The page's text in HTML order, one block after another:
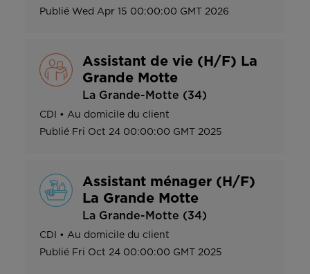
Publié Wed Apr 15 00:00:00 GMT 2026
Assistant de vie (H/F) La
Grande Motte
La Grande-Motte (34)
CDI • Au domicile du client
Publié Fri Oct 24 00:00:00 GMT 2025
Assistant ménager (H/F)
La Grande Motte
La Grande-Motte (34)
CDI • Au domicile du client
Publié Fri Oct 24 00:00:00 GMT 2025